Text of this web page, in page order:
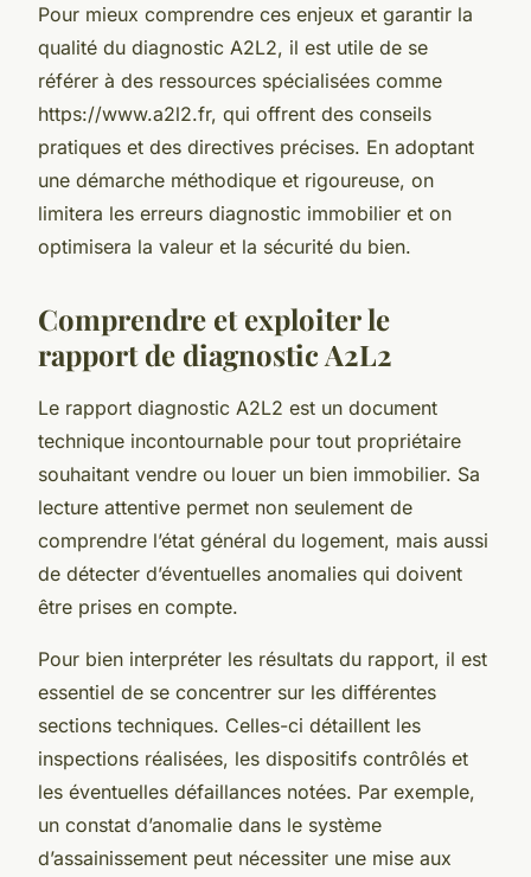
Pour mieux comprendre ces enjeux et garantir la
qualité du diagnostic A2L2, il est utile de se
référer à des ressources spécialisées comme
https://www.a2l2.fr, qui offrent des conseils
pratiques et des directives précises. En adoptant
une démarche méthodique et rigoureuse, on
limitera les erreurs diagnostic immobilier et on
optimisera la valeur et la sécurité du bien.
Comprendre et exploiter le
rapport de diagnostic A2L2
Le rapport diagnostic A2L2 est un document
technique incontournable pour tout propriétaire
souhaitant vendre ou louer un bien immobilier. Sa
lecture attentive permet non seulement de
comprendre l’état général du logement, mais aussi
de détecter d’éventuelles anomalies qui doivent
être prises en compte.
Pour bien interpréter les résultats du rapport, il est
essentiel de se concentrer sur les différentes
sections techniques. Celles-ci détaillent les
inspections réalisées, les dispositifs contrôlés et
les éventuelles défaillances notées. Par exemple,
un constat d’anomalie dans le système
d’assainissement peut nécessiter une mise aux